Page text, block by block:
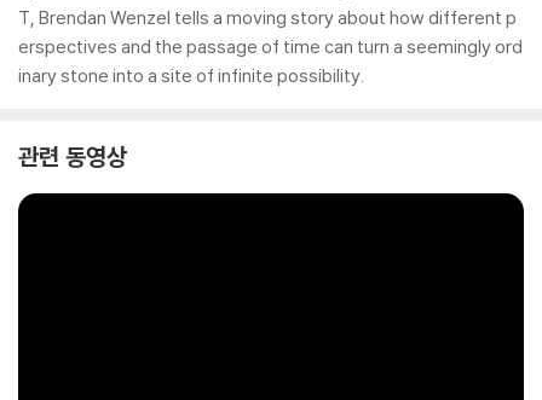
T, Brendan Wenzel tells a moving story about how different p
erspectives and the passage of time can turn a seemingly ord
inary stone into a site of infinite possibility.
관련 동영상